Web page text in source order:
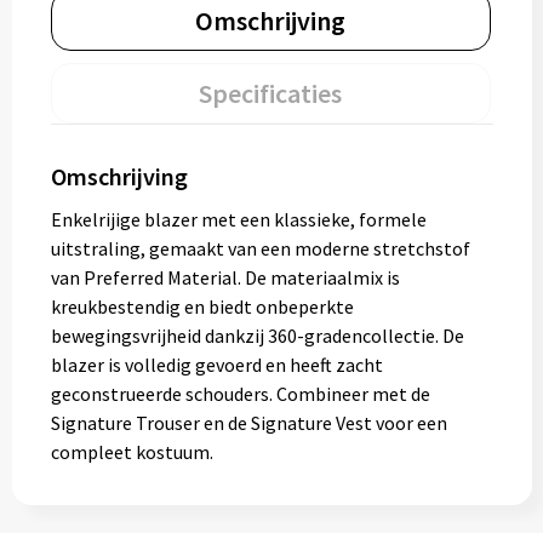
Omschrijving
Specificaties
Omschrijving
Enkelrijige blazer met een klassieke, formele
uitstraling, gemaakt van een moderne stretchstof
van Preferred Material. De materiaalmix is
kreukbestendig en biedt onbeperkte
bewegingsvrijheid dankzij 360-gradencollectie. De
blazer is volledig gevoerd en heeft zacht
geconstrueerde schouders. Combineer met de
Signature Trouser en de Signature Vest voor een
compleet kostuum.